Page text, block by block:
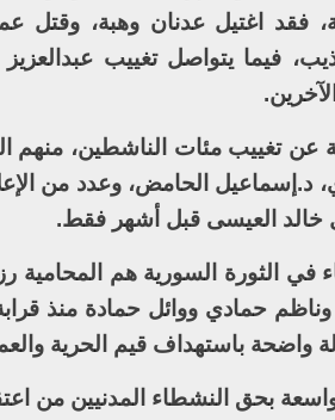
فقد اغتيل عدنان وهبة، وقتل
فيما يتواصل تغييب عبدالعزيز
تغييب مئات الناشطين، منهم
د.إسماعيل الحامض، وعدد من
خالد العيسى قبل أشهر فقط.
الثورة السورية هم المحامية
وناظم حمادي ووائل حمادة منذ
واضحة باستهداف قيم الحرية
بحق النشطاء المدنيين من